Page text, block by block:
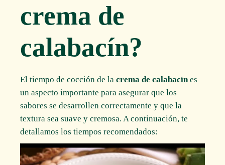
crema de
calabacín?
El tiempo de cocción de lacrema de calabacín es
un aspecto importante para asegurar que los
sabores se desarrollen correctamente y que la
textura sea suave y cremosa. A continuación, te
detallamos los tiempos recomendados: